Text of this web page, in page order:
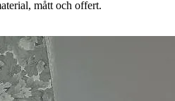
mått och offert.